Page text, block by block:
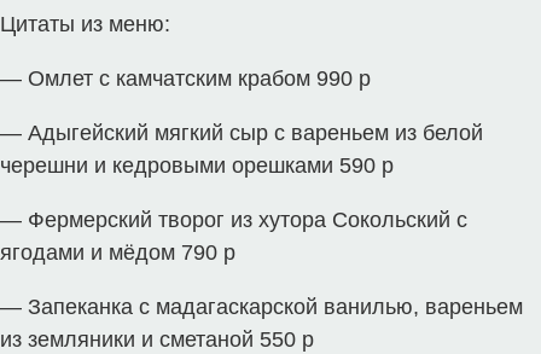
Цитаты из меню:
— Омлет с камчатским крабом 990 р
— Адыгейский мягкий сыр с вареньем из белой
черешни и кедровыми орешками 590 р
— Фермерский творог из хутора Сокольский с
ягодами и мёдом 790 р
— Запеканка с мадагаскарской ванилью, вареньем
из земляники и сметаной 550 р